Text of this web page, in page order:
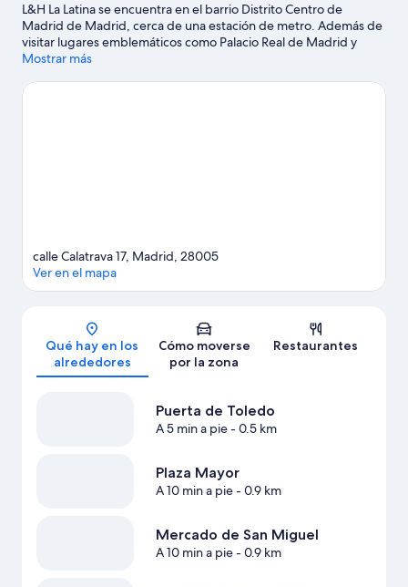
L&H La Latina se encuentra en el barrio Distrito Centro de
Madrid de Madrid, cerca de una estación de metro. Además de
visitar lugares emblemáticos como Palacio Real de Madrid y
Plaza de Cibeles, si lo tuyo son las compras tienes que pasar por
evento especial? Puedes buscar el calendario de Movistar Arena
Mostrar más
Mapa
calle Calatrava 17, Madrid, 28005
Ver en el mapa
Qué hay en los
alrededores
Cómo moverse
por la zona
Restaurantes
Puerta de Toledo
A 5 min a pie- 0.5 km
Plaza Mayor
A 10 min a pie- 0.9 km
Mercado de San Miguel
A 10 min a pie- 0.9 km